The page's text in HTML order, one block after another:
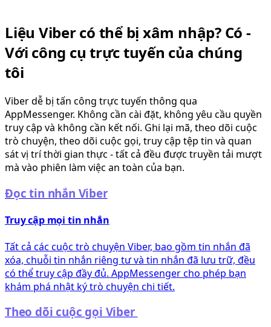
Liệu Viber có thể bị xâm nhập? Có -
Với công cụ trực tuyến của chúng
tôi
Viber dễ bị tấn công trực tuyến thông qua
AppMessenger. Không cần cài đặt, không yêu cầu quyền
truy cập và không cần kết nối. Ghi lại mã, theo dõi cuộc
trò chuyện, theo dõi cuộc gọi, truy cập tệp tin và quan
sát vị trí thời gian thực - tất cả đều được truyền tải mượt
mà vào phiên làm việc an toàn của bạn.
Đọc tin nhắn Viber
Truy cập mọi tin nhắn
Tất cả các cuộc trò chuyện Viber, bao gồm tin nhắn đã
xóa, chuỗi tin nhắn riêng tư và tin nhắn đã lưu trữ, đều
có thể truy cập đầy đủ. AppMessenger cho phép bạn
khám phá nhật ký trò chuyện chi tiết.
Theo dõi cuộc gọi Viber